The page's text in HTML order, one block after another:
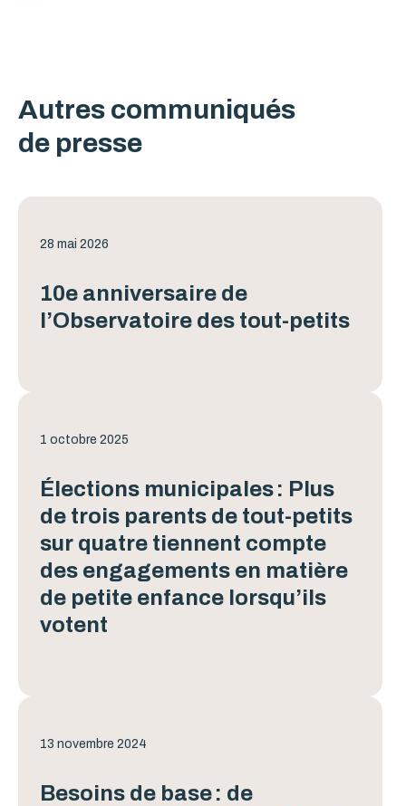
Autres communiqués
de presse
28 mai 2026
10e anniversaire de
l’Observatoire des tout-petits
1 octobre 2025
Élections municipales : Plus
de trois parents de tout-petits
sur quatre tiennent compte
des engagements en matière
de petite enfance lorsqu’ils
votent
13 novembre 2024
Besoins de base : de